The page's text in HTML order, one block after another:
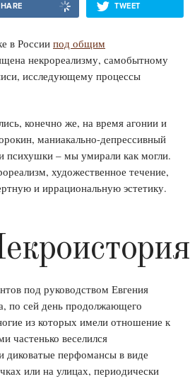
TWEET
в России под общим
некрореализму, самобытному
исследующему процессы
конечно же, на время агонии и
маниакально-депрессивный
психушки – мы умирали как могли.
художественное течение,
и иррациональную эстетику.
под руководством Евгения
по сей день продолжающего
из которых имели отношение к
частенько веселился
диковатые перфомансы в виде
или на улицах, периодически